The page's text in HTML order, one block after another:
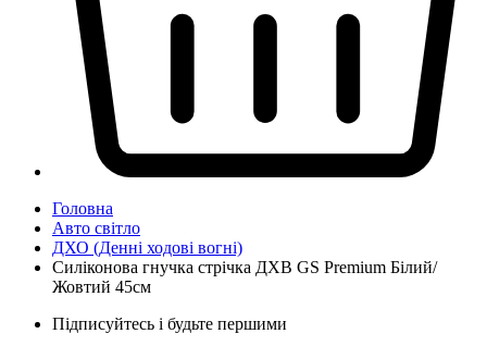
Головна
Авто світло
ДХО (Денні ходові вогні)
Силіконова гнучка стрічка ДХВ GS Premium Білий/
Жовтий 45см
Підписуйтесь і будьте першими